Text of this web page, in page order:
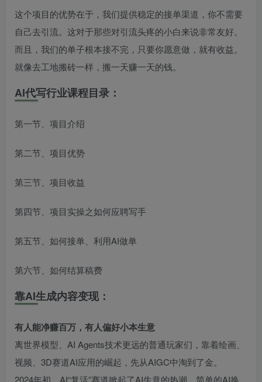
这个项目的优势在于，我们提供稳定的接单渠道，你不需要
自己去引流。这对于那些对引流头疼的小白来说非常友好。
而且，我们的单子根本接不完，只要你愿意做，就有收益。
就像去工地搬砖一样，搬一天赚一天的钱。
AI代写行业课程目录：
第一节、项目介绍
第二节、项目优势
第三节、项目收益
第四节、项目实操之如何应聘写手
第五节、如何接单、利用AI做单
第六节、如何结算稿费
靠AI生成内容变现：
有人能净赚百万，有人偏好小本生意
离世界模型、AI Agents技术更远的普通玩家们，靠着绘画、
视频、3D赛道AI应用的崛起，先从AIGC中淘到了金。
2024年初，AI“复活”赛道掀起了AI生意的热潮。简单的AI换